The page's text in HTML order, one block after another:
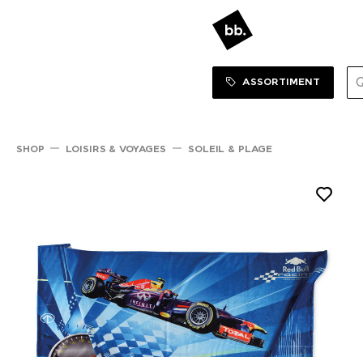
SHOP
ASSORTIMENT
SHOP LOISIRS & VOYAGES SOLEIL & PLAGE